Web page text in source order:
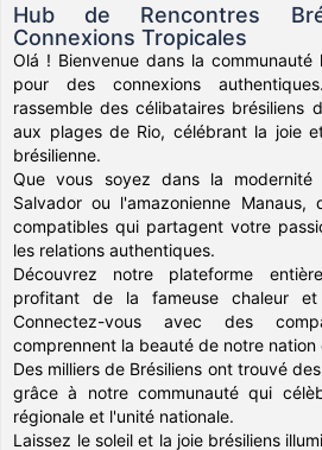
Hub de Rencontres
Connexions Tropicales
Olá ! Bienvenue dans la
pour des connexions
rassemble des célibataires brésiliens
aux plages de Rio, célébrant la joie
brésilienne.
Que vous soyez dans la modernité
Salvador ou l'amazonienne Manaus,
compatibles qui partagent votre
les relations authentiques.
Découvrez notre plateforme
profitant de la fameuse chaleur et
Connectez-vous avec des
comprennent la beauté de notre nation
Des milliers de Brésiliens ont trouvé
grâce à notre communauté qui
régionale et l'unité nationale.
Laissez le soleil et la joie brésiliens